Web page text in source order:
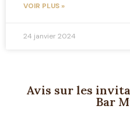
VOIR PLUS »
24 janvier 2024
Avis sur les
Bar